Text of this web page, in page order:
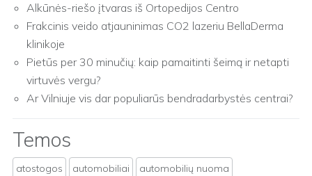
Alkūnės-riešo įtvaras iš Ortopedijos Centro
Frakcinis veido atjauninimas CO2 lazeriu BellaDerma
klinikoje
Pietūs per 30 minučių: kaip pamaitinti šeimą ir netapti
virtuvės vergu?
Ar Vilniuje vis dar populiarūs bendradarbystės centrai?
Temos
atostogos automobiliai
automobilių nuoma